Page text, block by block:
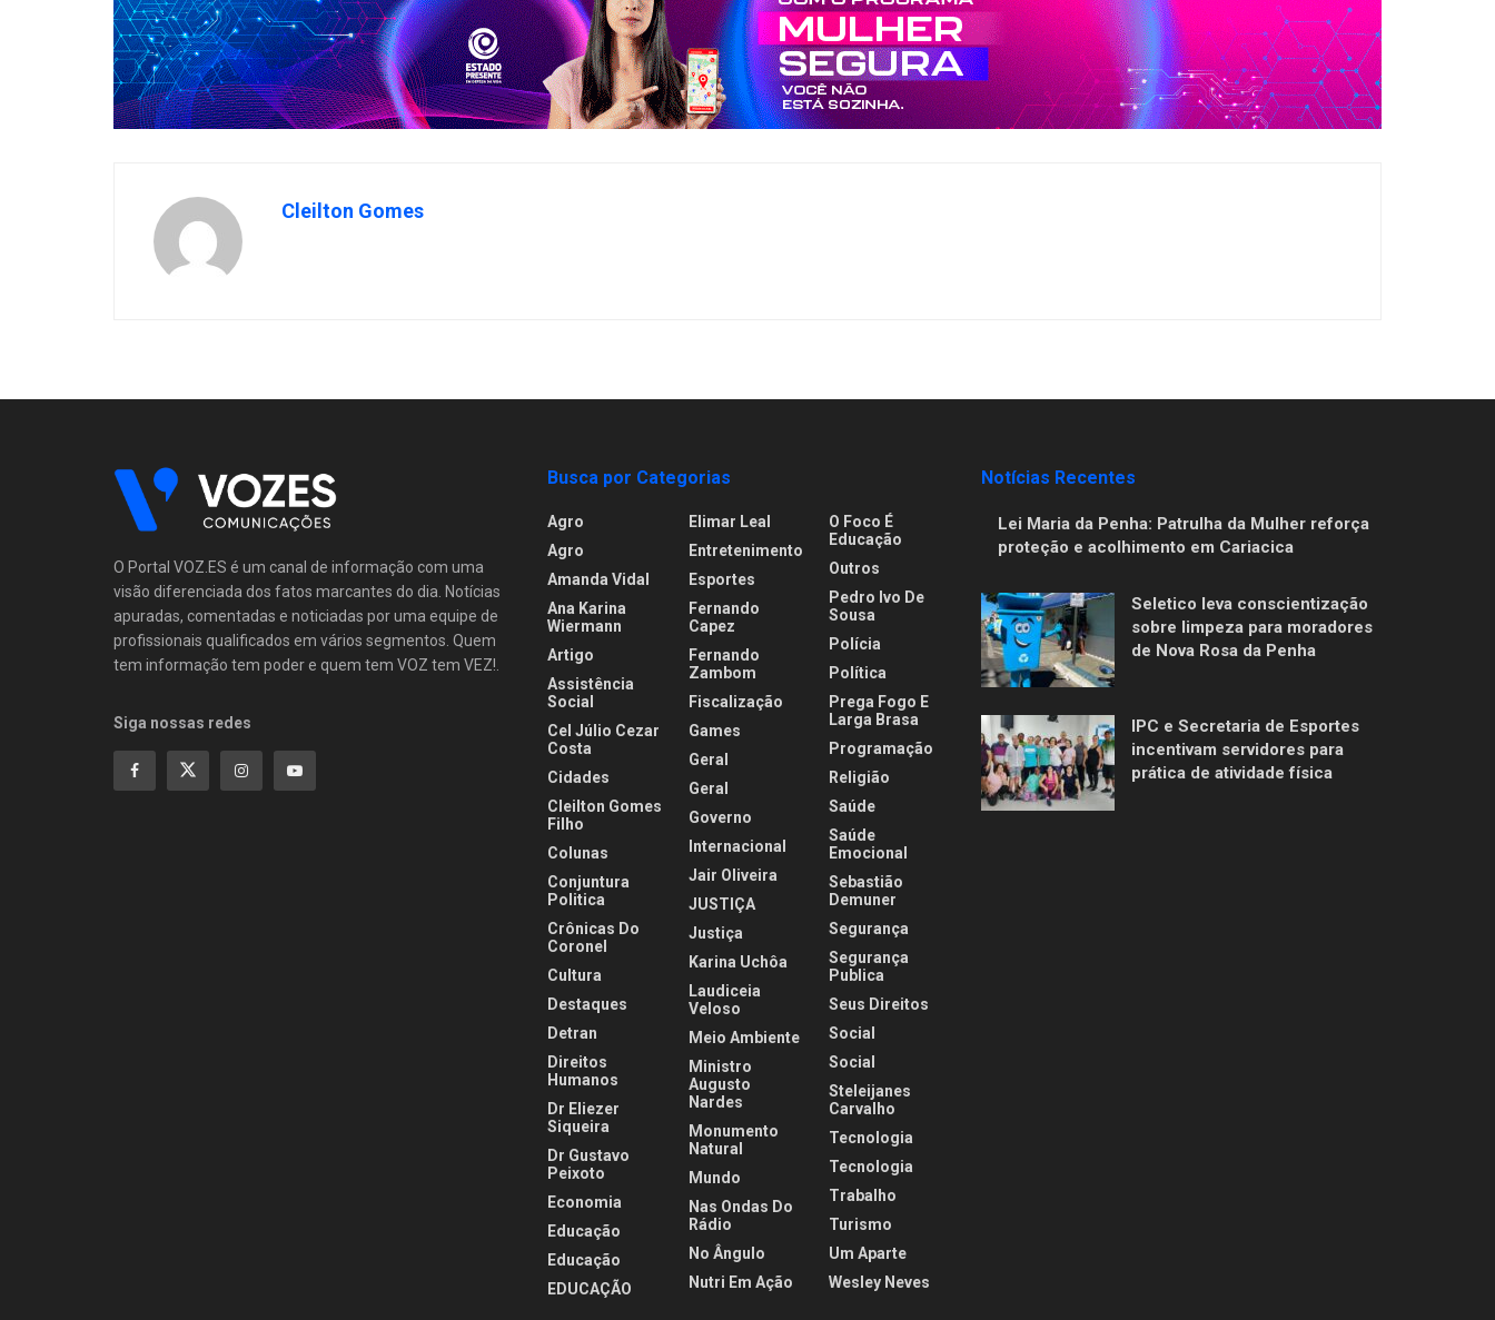
Cleilton Gomes
O Portal VOZ.ES é um canal de informação com uma
visão diferenciada dos fatos marcantes do dia. Notícias
apuradas, comentadas e noticiadas por uma equipe de
profissionais qualificados em vários segmentos. Quem
tem informação tem poder e quem tem VOZ tem VEZ!.
Siga nossas redes
Busca por Categorias
Agro
Agro
Amanda Vidal
Ana Karina
Wiermann
Artigo
Assistência
Social
Cel Júlio Cezar
Costa
Cidades
Cleilton Gomes
Filho
Colunas
Conjuntura
Politica
Crônicas Do
Coronel
Cultura
Destaques
Detran
Direitos
Humanos
Dr Eliezer
Siqueira
Dr Gustavo
Peixoto
Economia
Educação
Educação
EDUCAÇÃO
Elimar Leal
Entretenimento
Esportes
Fernando
Capez
Fernando
Zambom
Fiscalização
Games
Geral
Geral
Governo
Internacional
Jair Oliveira
JUSTIÇA
Justiça
Karina Uchôa
Laudiceia
Veloso
Meio Ambiente
Ministro
Augusto
Nardes
Monumento
Natural
Mundo
Nas Ondas Do
Rádio
No Ângulo
Nutri Em Ação
O Foco É
Educação
Outros
Pedro Ivo De
Sousa
Polícia
Política
Prega Fogo E
Larga Brasa
Programação
Religião
Saúde
Saúde
Emocional
Sebastião
Demuner
Segurança
Segurança
Publica
Seus Direitos
Social
Social
Steleijanes
Carvalho
Tecnologia
Tecnologia
Trabalho
Turismo
Um Aparte
Wesley Neves
Notícias Recentes
Lei Maria da Penha: Patrulha da Mulher reforça
proteção e acolhimento em Cariacica
Seletico leva conscientização
sobre limpeza para moradores
de Nova Rosa da Penha
IPC e Secretaria de Esportes
incentivam servidores para
prática de atividade física